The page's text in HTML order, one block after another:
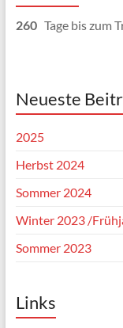
260 Tage bis zum
Neueste
2025
Herbst 2024
Sommer 2024
Winter 2023 /
Sommer 2023
Links